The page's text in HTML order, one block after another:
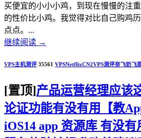
买便宜的小小小鸡，到现在慢慢的注
的性价比小鸡。我觉得对比自己购鸡
点点。...
继续阅读 →
VPS主机测评 35561 VPSNetflixCN2VPS测评奈飞奶飞
[置顶]产品运营经理应该
论证功能有没有用【教
iOS14 app 资源库 有没有